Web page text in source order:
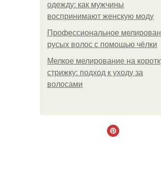
одежду: как мужчины
воспринимают женскую моду
Профессиональное
русых волос с помощью чёлки
Мелкое мелирование на
стрижку: подход к уходу за
волосами